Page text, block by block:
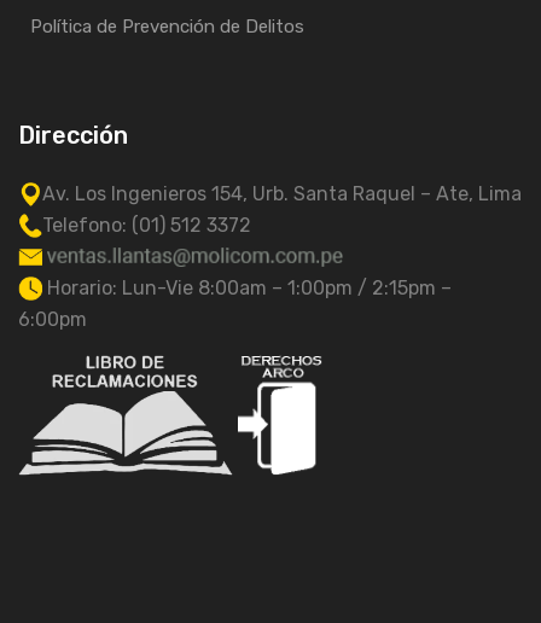
Política de Prevención de Delitos
Dirección
Av. Los Ingenieros 154, Urb. Santa Raquel – Ate, Lima
Telefono: (01) 512 3372
Horario: Lun-Vie 8:00am – 1:00pm / 2:15pm –
6:00pm